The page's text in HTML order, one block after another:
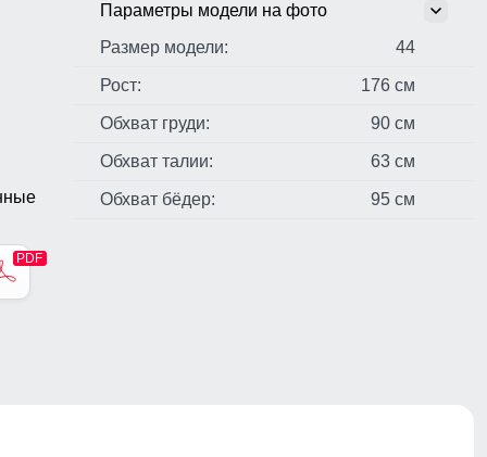
Параметры модели на фото
Размер модели:
44
Рост: 176 см
Обхват груди: 90 см
Обхват талии: 63 см
Обхват бёдер: 95 см